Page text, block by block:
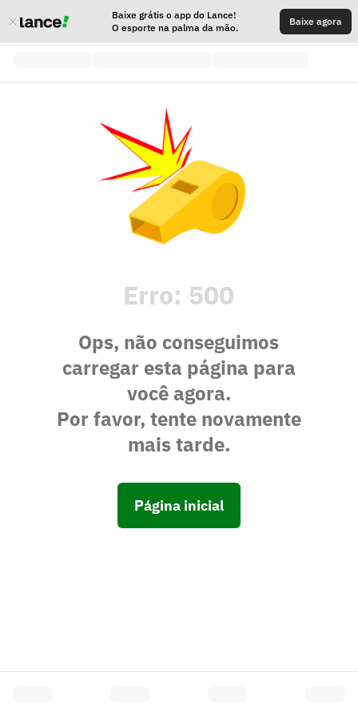
Baixe grátis o app do Lance!
O esporte na palma da mão.
Baixe agora
Erro: 500
Ops, não conseguimos
carregar esta página para
você agora.
Por favor, tente novamente
mais tarde.
Página inicial